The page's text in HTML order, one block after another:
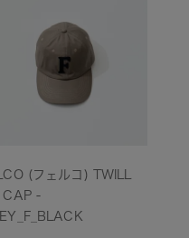
(フェルコ) TWILL
CAP -